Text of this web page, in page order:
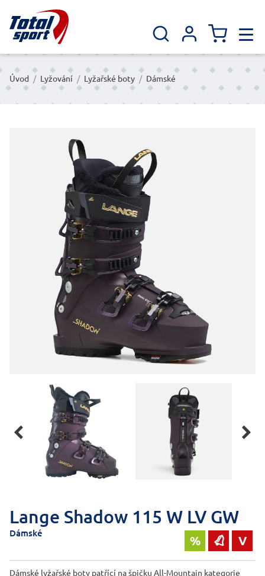
Úvod / Lyžování / Lyžařské boty / Dámské
 
Lange Shadow 115 W LV GW
%  V
Dámské
Dámské lyžařské boty patřící na špičku All-Mountain kategorie